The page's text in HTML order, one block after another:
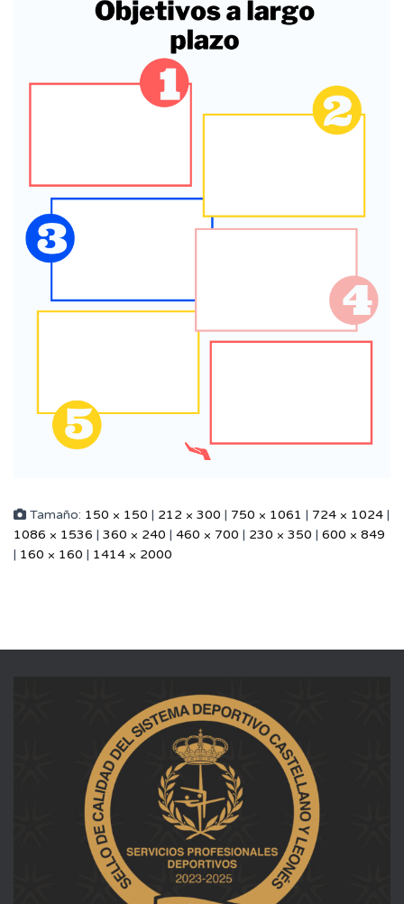
Tamaño: 150 × 150 | 212 × 300 | 750 × 1061 | 724 × 1024 |
1086 × 1536 | 360 × 240 | 460 × 700 | 230 × 350 | 600 × 849
| 160 × 160 | 1414 × 2000